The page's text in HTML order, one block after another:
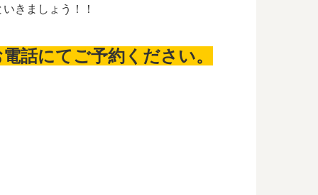
きましょう！！
話にてご予約ください。